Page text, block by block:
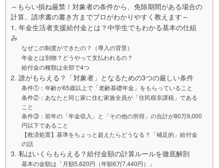
～もらい損ね厳禁！対象者の条件から、免除期間がある場合の
計算、請求書の書き方までプロがわかりやすく教えます～
1. 年金生活者支援給付金とは？中学生でもわかる基本の仕組
み
なぜこの制度ができたの？（導入の背景）
年金とは別物？どうやって支払われるの？
給付金の種類は全部で4つ
2. 誰がもらえる？「対象者」となるための3つの厳しい条件
条件①：年齢が65歳以上で「老齢基礎年金」をもらっていること
条件②：あなたと同じ家に住む家族全員が「住民税非課税」である
こと
条件③：前年の「年金収入」と「その他の所得」の合計が80万9,000
円以下であること
【救済処置】基準をちょっと超えたらどうなる？「補足的」給付金
の話
3. 私はいくらもらえる？給付金額の計算ルールを徹底解剖
基本の金額は「月額5,620円（年額6万7,440円）」